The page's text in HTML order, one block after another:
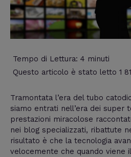
Tempo di Lettura: 4 minuti
Questo articolo è stato letto 1
Tramontata l’era del tubo
siamo entrati nell’era dei super
prestazioni miracolose
nei blog specializzati, ribattute
risultato è che la tecnologia
velocemente che quando viene